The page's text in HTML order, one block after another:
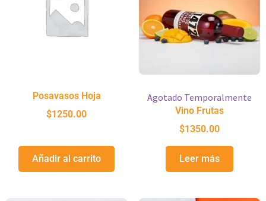
Posavasos Hoja
$1250.00
Añadir al carrito
Agotado Temporalmente
Vino Frutas
$1350.00
Leer más